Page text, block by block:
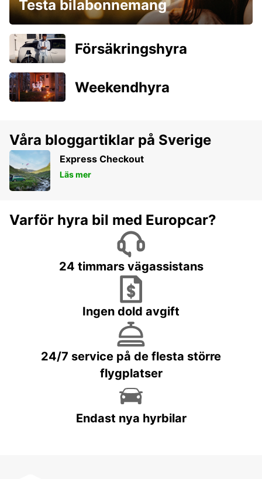
Testa bilabonnemang
Försäkringshyra
Weekendhyra
Våra bloggartiklar på Sverige
Express Checkout
Läs mer
Varför hyra bil med Europcar?
24 timmars vägassistans
Ingen dold avgift
24/7 service på de flesta större
flygplatser
Endast nya hyrbilar